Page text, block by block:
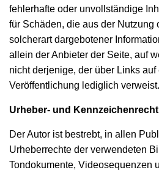
fehlerhafte oder unvollständige
für Schäden, die aus der Nutzung
solcherart dargebotener
allein der Anbieter der Seite, auf
nicht derjenige, der über Links
Veröffentlichung lediglich verweist.
Urheber- und Kennzeichenrecht
Der Autor ist bestrebt, in allen
Urheberrechte der verwendeten
Tondokumente, Videosequenzen